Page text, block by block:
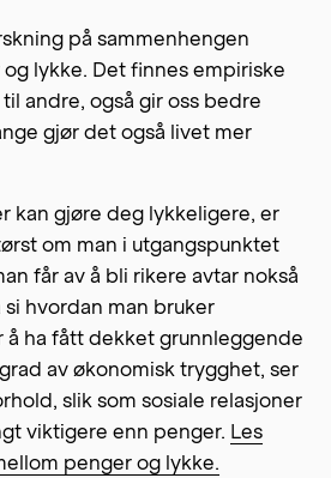
på sammenhengen
lykke. Det finnes empiriske
andre, også gir oss bedre
gjør det også livet mer
kan gjøre deg lykkeligere, er
om man i utgangspunktet
får av å bli rikere avtar nokså
si hvordan man bruker
å ha fått dekket grunnleggende
av økonomisk trygghet, ser
slik som sosiale relasjoner
viktigere enn penger. Les
penger og lykke.